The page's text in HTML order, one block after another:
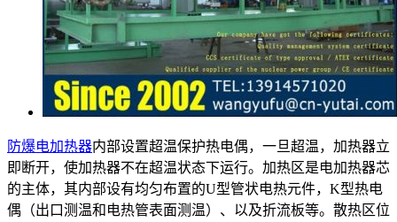
防爆电加热器内部设置超温保护热电偶，一旦超温，加热器立
即断开，使加热器不在超温状态下运行。加热区是电加热器芯
的主体，其内部设有均匀布置的U型管状电热元件，K型热电
偶（出口测温和电热管表面测温）、以及折流板等。散热区位